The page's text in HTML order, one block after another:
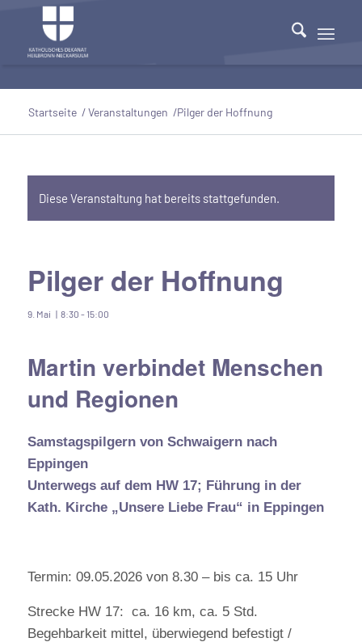
Startseite /Veranstaltungen /Pilger der Hoffnung
Diese Veranstaltung hat bereits stattgefunden.
Pilger der Hoffnung
9. Mai | 8:30 - 15:00
Martin verbindet Menschen
und Regionen
Samstagspilgern von Schwaigern nach
Eppingen
Unterwegs auf dem HW 17; Führung in der
Kath. Kirche „Unsere Liebe Frau“ in Eppingen
Termin: 09.05.2026 von 8.30 – bis ca. 15 Uhr
Strecke HW 17: ca. 16 km, ca. 5 Std.
Begehbarkeit mittel, überwiegend befestigt /